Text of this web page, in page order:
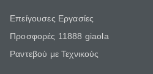
Επείγουσες Εργασίες
Προσφορές 11888 giaola
Ραντεβού με Τεχνικούς